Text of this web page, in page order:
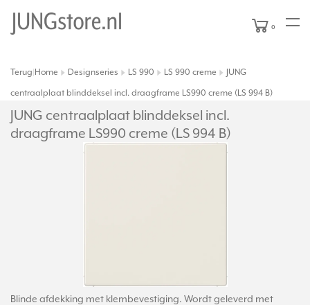
0
Terug Home Designseries LS 990 LS 990 creme JUNG
centraalplaat blinddeksel incl. draagframe LS990 creme (LS 994 B)
JUNG centraalplaat blinddeksel incl.
draagframe LS990 creme (LS 994 B)
Blinde afdekking met klembevestiging. Wordt geleverd met